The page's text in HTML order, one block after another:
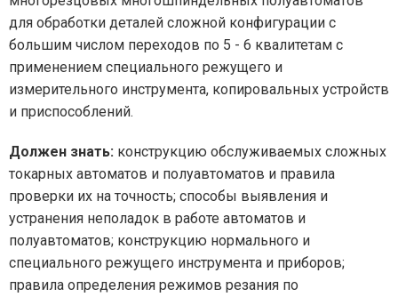
для обработки деталей сложной конфигурации с
большим числом переходов по 5 - 6 квалитетам с
применением специального режущего и
измерительного инструмента, копировальных устройств
и приспособлений.
Должен знать: конструкцию обслуживаемых сложных
токарных автоматов и полуавтоматов и правила
проверки их на точность; способы выявления и
устранения неполадок в работе автоматов и
полуавтоматов; конструкцию нормального и
специального режущего инструмента и приборов;
правила определения режимов резания по